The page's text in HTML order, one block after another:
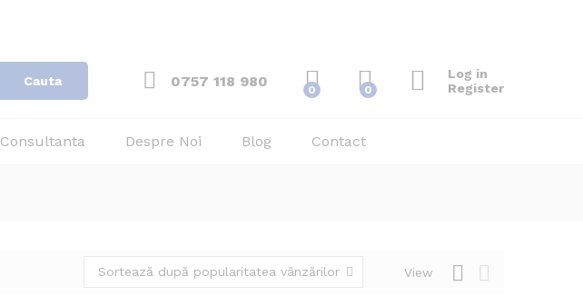
Cauta 0757 118 980 0 0
Log in
Register
Consultanta Despre Noi Blog Contact
View
Sortează după popularitatea vânzărilor